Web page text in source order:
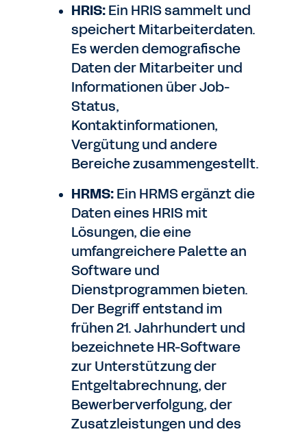
HRIS:Ein HRIS sammelt und
speichert Mitarbeiterdaten.
Es werden demografische
Daten der Mitarbeiter und
Informationen über Job-
Status,
Kontaktinformationen,
Vergütung und andere
Bereiche zusammengestellt.
HRMS:Ein HRMS ergänzt die
Daten eines HRIS mit
Lösungen, die eine
umfangreichere Palette an
Software und
Dienstprogrammen bieten.
Der Begriff entstand im
frühen 21. Jahrhundert und
bezeichnete HR-Software
zur Unterstützung der
Entgeltabrechnung, der
Bewerberverfolgung, der
Zusatzleistungen und des